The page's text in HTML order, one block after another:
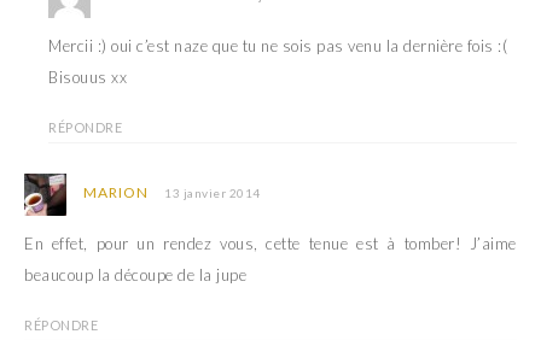
Mercii :) oui c’est naze que tu ne sois pas venu la dernière fois :(
Bisouus xx
RÉPONDRE
MARION 13 janvier 2014
En effet, pour un rendez vous, cette tenue est à tomber! J’aime
beaucoup la découpe de la jupe
RÉPONDRE